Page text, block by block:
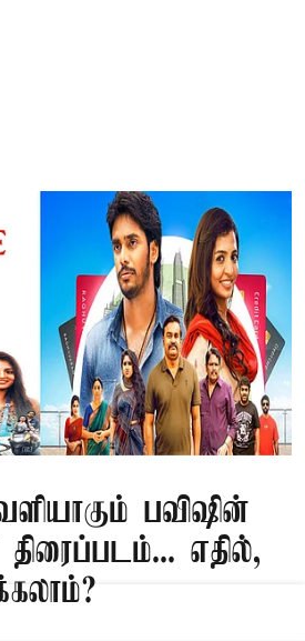
பவிஷின்
எதில்,